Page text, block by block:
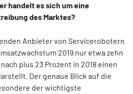
handelt es sich um eine
des Marktes?
Anbieter von Servicerobotern
2019 nur etwa zehn
plus 23 Prozent in 2018 einen
Der genaue Blick auf die
der wichtigste